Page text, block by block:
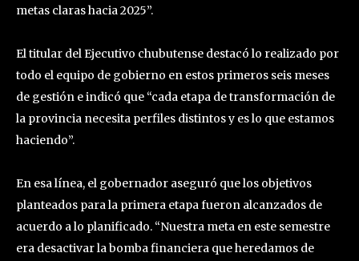
metas claras hacia 2025”.
El titular del Ejecutivo chubutense destacó lo realizado por
todo el equipo de gobierno en estos primeros seis meses
de gestión e indicó que “cada etapa de transformación de
la provincia necesita perfiles distintos y es lo que estamos
haciendo”.
En esa línea, el gobernador aseguró que los objetivos
planteados para la primera etapa fueron alcanzados de
acuerdo a lo planificado. “Nuestra meta en este semestre
era desactivar la bomba financiera que heredamos de